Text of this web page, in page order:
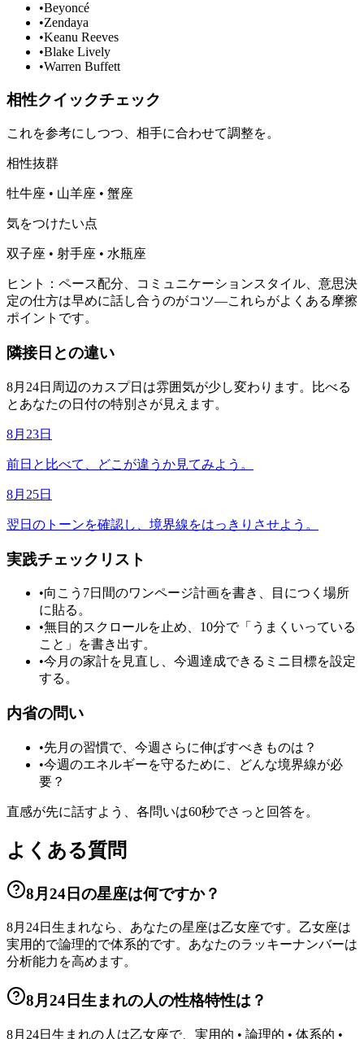
•Beyoncé
•Zendaya
•Keanu Reeves
•Blake Lively
•Warren Buffett
相性クイックチェック
これを参考にしつつ、相手に合わせて調整を。
相性抜群
牡牛座 • 山羊座 • 蟹座
気をつけたい点
双子座 • 射手座 • 水瓶座
ヒント：ペース配分、コミュニケーションスタイル、意思決
定の仕方は早めに話し合うのがコツ—これらがよくある摩擦
ポイントです。
隣接日との違い
8月24日周辺のカスプ日は雰囲気が少し変わります。比べる
とあなたの日付の特別さが見えます。
8月23日
前日と比べて、どこが違うか見てみよう。
8月25日
翌日のトーンを確認し、境界線をはっきりさせよう。
実践チェックリスト
•向こう7日間のワンページ計画を書き、目につく場所
に貼る。
•無目的スクロールを止め、10分で「うまくいっている
こと」を書き出す。
•今月の家計を見直し、今週達成できるミニ目標を設定
する。
内省の問い
•先月の習慣で、今週さらに伸ばすべきものは？
•今週のエネルギーを守るために、どんな境界線が必
要？
直感が先に話すよう、各問いは60秒でさっと回答を。
よくある質問
8月24日の星座は何ですか？
8月24日生まれなら、あなたの星座は乙女座です。乙女座は
実用的で論理的で体系的です。あなたのラッキーナンバーは
分析能力を高めます。
8月24日生まれの人の性格特性は？
8月24日生まれの人は乙女座で、実用的 • 論理的 • 体系的 •